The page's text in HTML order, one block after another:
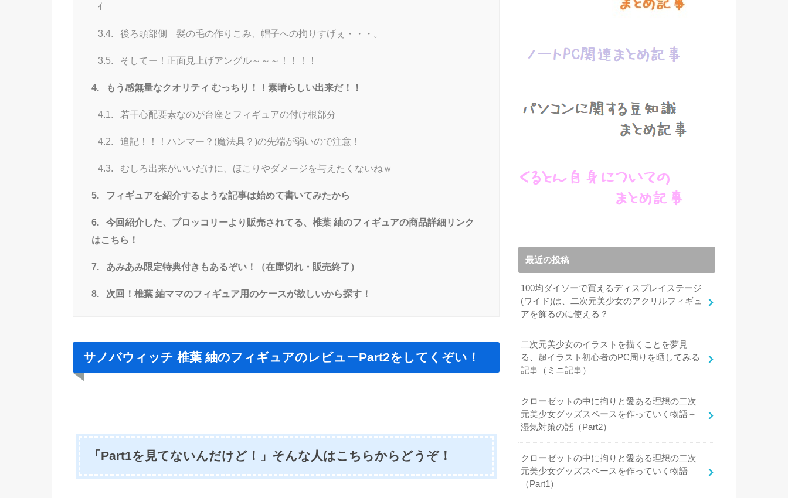
ｲ
3.4. 後ろ頭部側 髪の毛の作りこみ、帽子への拘りすげぇ・・・。
3.5. そしてー！正面見上げアングル～～～！！！！
4. もう感無量なクオリティ むっちり！！素晴らしい出来だ！！
4.1. 若干心配要素なのが台座とフィギュアの付け根部分
4.2. 追記！！！ハンマー？(魔法具？)の先端が弱いので注意！
4.3. むしろ出来がいいだけに、ほこりやダメージを与えたくないねｗ
5. フィギュアを紹介するような記事は始めて書いてみたから
6.
今回紹介した、ブロッコリーより販売されてる、椎葉 紬のフィギュアの商品詳細リンク
はこちら！
7. あみあみ限定特典付きもあるぞい！（在庫切れ・販売終了）
8. 次回！椎葉 紬ママのフィギュア用のケースが欲しいから探す！
サノバウィッチ 椎葉 紬のフィギュアのレビューPart2をしてくぞい！
「Part1を見てないんだけど！」そんな人はこちらからどうぞ！
最近の投稿
100均ダイソーで買えるディスプレイステージ
(ワイド)は、二次元美少女のアクリルフィギュ
アを飾るのに使える？
二次元美少女のイラストを描くことを夢見
る、超イラスト初心者のPC周りを晒してみる
記事（ミニ記事）
クローゼットの中に拘りと愛ある理想の二次
元美少女グッズスペースを作っていく物語＋
湿気対策の話（Part2）
クローゼットの中に拘りと愛ある理想の二次
元美少女グッズスペースを作っていく物語
（Part1）